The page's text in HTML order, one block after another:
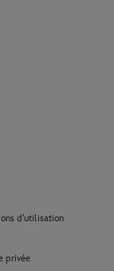
d'utilisation
privée